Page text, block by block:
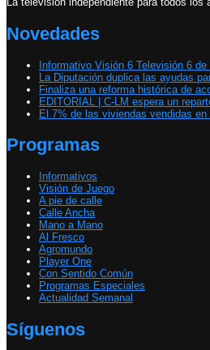
Novedades
Informativo Visión 6 Televisión 6
La Diputación duplica las ayudas
Finaliza una reforma histórica de
EDITORIAL | C-LM espera un
El 7% de las viviendas vendidas en
Programas
Informativos
Visión de Juego
A pie de calle
Calle Ancha
Mano a Mano
Al Fresco
Agromundo
Player One
Con Sentido Común
Programas Especiales
Actualidad Semanal
Síguenos